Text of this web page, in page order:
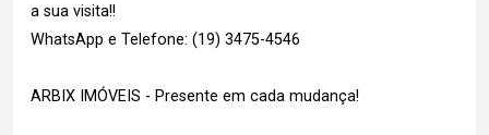
a sua visita!!
WhatsApp e Telefone: (19) 3475-4546
ARBIX IMÓVEIS - Presente em cada mudança!